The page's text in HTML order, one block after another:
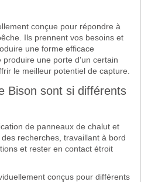
conçue pour répondre à
Ils prennent vos besoins et
une forme efficace
une porte d'un certain
le meilleur potentiel de capture.
Bison sont si différents
de panneaux de chalut et
recherches, travaillant à bord
et rester en contact étroit
conçus pour différents